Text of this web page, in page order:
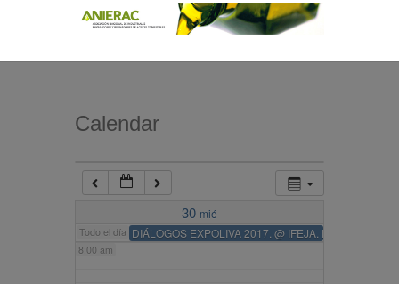
Calendar
30 mié
Todo el día DIÁLOGOS EXPOLIVA 2017. @ IFEJA. Ferias Jaén
7:00 am
8:00 am